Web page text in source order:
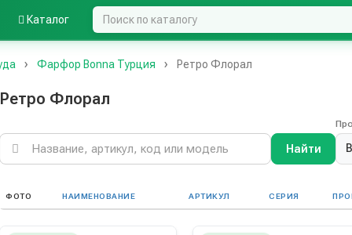
Каталог
Фарфор Bonna Турция Ретро Флорал
Ретро Флорал
Поиск
Найти
ФОТО НАИМЕНОВАНИЕ АРТИКУЛ СЕРИЯ